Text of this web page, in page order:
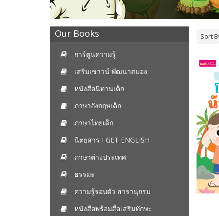
Our Books
การ์ตูนความรู้
เสริมเชาวน์ พัฒนาสมอง
หนังสือนิทานเด็ก
ภาษาอังกฤษเด็ก
ภาษาไทยเด็ก
นิตยสาร I GET ENGLISH
ภาษาต่างประเทศ
ธรรมะ
ความรู้รอบตัว สารานุกรม
หนังสือพร้อมสื่อเสริมทักษะ
Sort